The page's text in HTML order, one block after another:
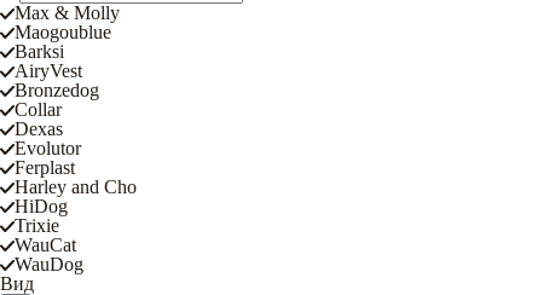
Max & Molly
Maogoublue
Barksi
AiryVest
Bronzedog
Collar
Dexas
Evolutor
Ferplast
Harley and Cho
HiDog
Trixie
WauCat
WauDog
Вид